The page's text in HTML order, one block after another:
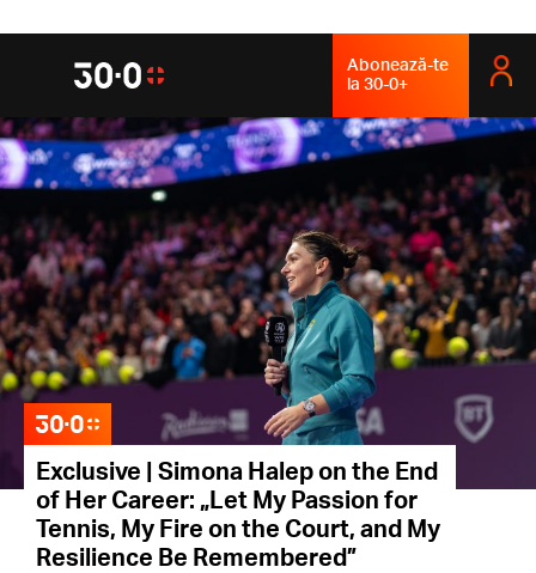
Abonează-te
la 30-0+
Exclusive | Simona Halep on the End
of Her Career: „Let My Passion for
Tennis, My Fire on the Court, and My
Resilience Be Remembered”